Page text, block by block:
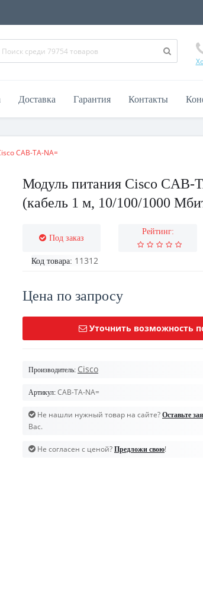
Доставка Гарантия Контакты
CAB-TA-NA=
Модуль питания Cisco CAB-
(кабель 1 м, 10/100/1000
Под заказ
Рейтинг:
Код товара: 11312
Цена по запросу
Уточнить возможность
Производитель: Cisco
Артикул: CAB-TA-NA=
Не нашли нужный товар на сайте? Оставьте
Вас.
Не согласен с ценой? Предложи свою!